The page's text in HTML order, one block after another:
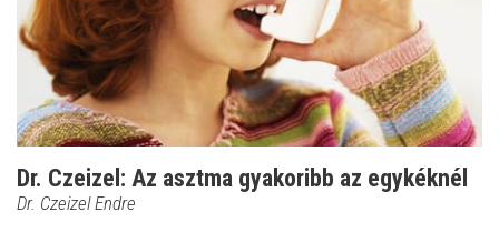
Dr. Czeizel: Az asztma gyakoribb az egykéknél
Dr. Czeizel Endre